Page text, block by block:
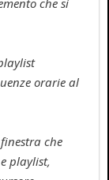
che si
orarie al
che
playlist,